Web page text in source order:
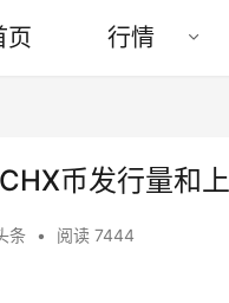
页 行情
币发行量和
条 • 阅读 7444